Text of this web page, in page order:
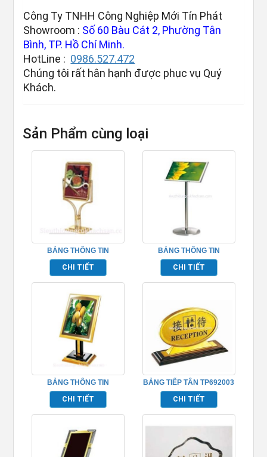
Công Ty TNHH Công Nghiệp Mới Tín Phát
Showroom : Số 60 Bàu Cát 2, Phường Tân
Bình, TP. Hồ Chí Minh.
HotLine : 0986.527.472
Chúng tôi rất hân hạnh được phục vụ Quý
Khách.
Sản Phẩm cùng loại
BẢNG THÔNG TIN
TP692008
CHI TIẾT
BẢNG THÔNG TIN
TP692010
CHI TIẾT
BẢNG THÔNG TIN
TP692012
CHI TIẾT
BẢNG TIẾP TÂN TP692003
CHI TIẾT